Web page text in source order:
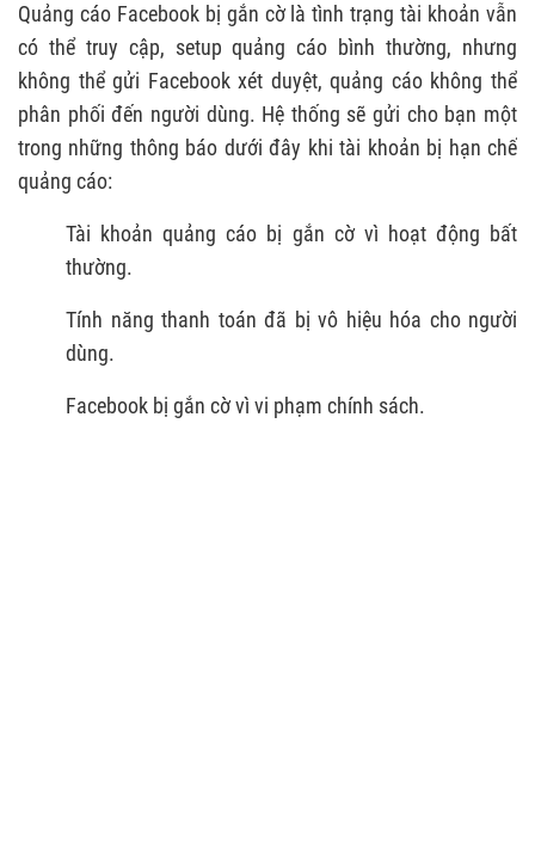
2.6. Tài khoản quảng cáo của bạn bị gắn cờ vì
vi phạm chính sách
2.7. Bật & tắt quảng cáo liên tục
2.8. Mua data chạy quảng cáo Facebook
2.10. Tài khoản quảng cáo Facebook bị vô
hiệu hóa dù không vi phạm
3. CÁCH MỞ TÀI KHOẢN FACEBOOK BỊ GẮN CỜ
3.1. Lấy lại tài khoản quảng cáo Facebook bị
gắn cờ vì hoạt động bất thường
Quảng cáo Facebook bị gắn cờ là tình trạng tài khoản vẫn
có thể truy cập, setup quảng cáo bình thường, nhưng
không thể gửi Facebook xét duyệt, quảng cáo không thể
phân phối đến người dùng. Hệ thống sẽ gửi cho bạn một
trong những thông báo dưới đây khi tài khoản bị hạn chế
quảng cáo:
Tài khoản quảng cáo bị gắn cờ vì hoạt động bất
thường.
Tính năng thanh toán đã bị vô hiệu hóa cho người
dùng.
Facebook bị gắn cờ vì vi phạm chính sách.